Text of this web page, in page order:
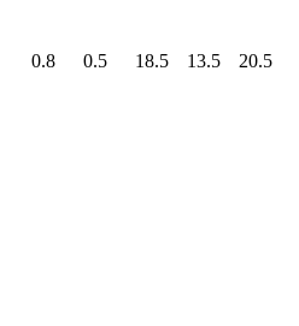
0.8 0.5 18.5 13.5 20.5